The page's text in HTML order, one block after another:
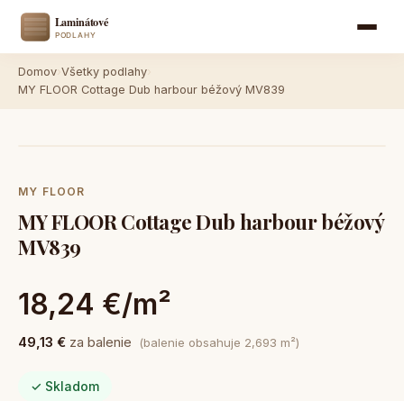
Domov Všetky podlahy
MY FLOOR Cottage Dub harbour béžový MV839
MY FLOOR
MY FLOOR Cottage Dub harbour béžový
MV839
18,24 €/m²
49,13 € za balenie (balenie obsahuje 2,693 m²)
✓ Skladom